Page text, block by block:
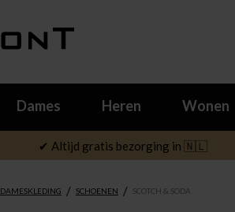
Dames Heren Wonen
✔ Altijd gratis bezorging in 🇳🇱
DAMESKLEDING / SCHOENEN / SCOTCH & SODA